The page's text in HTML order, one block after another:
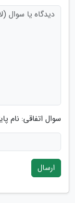
سوال اتفاقی: نام
ارسال